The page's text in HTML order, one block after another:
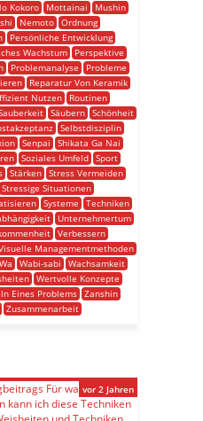
Kokoro Mottainai
Mushin
Nemoto Ordnung
Persönliche Entwicklung
Wachstum
Perspektive
Problemanalyse
Probleme
Reparatur Von Keramik
Nutzen
Routinen
Säubern
Schönheit
Selbstdisziplin
Senpai
Shikata Ga Nai
Soziales Umfeld
Sport
Stärken Stress Vermeiden
Stressige Situationen
Systeme
Techniken
Unternehmertum
Verbessern
Managementmethoden
Wa Wabi-sabi
Wachsamkeit
Wertvolle Konzepte
Eines Problems
Zanshin
Zusammenarbeit
vor 2 Jahren